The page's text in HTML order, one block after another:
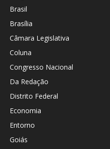
Brasil
Brasília
Câmara Legislativa
Coluna
Congresso Nacional
Da Redação
Distrito Federal
Economia
Entorno
Goiás